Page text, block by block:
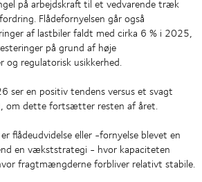
på arbejdskraft til et vedvarende træk
Flådefornyelsen går også
af lastbiler faldt med cirka 6 % i 2025,
på grund af høje
og regulatorisk usikkerhed.
ser en positiv tendens versus et svagt
om dette fortsætter resten af året.
flådeudvidelse eller -fornyelse blevet en
en vækststrategi - hvor kapaciteten
fragtmængderne forbliver relativt stabile.